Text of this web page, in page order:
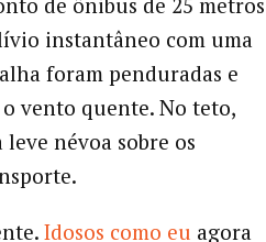
instantâneo com uma
foram penduradas e
vento quente. No teto,
névoa sobre os
Idosos como eu agora